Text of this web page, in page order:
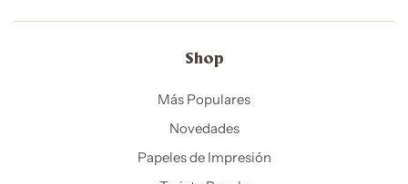
Shop
Más Populares
Novedades
Papeles de Impresión